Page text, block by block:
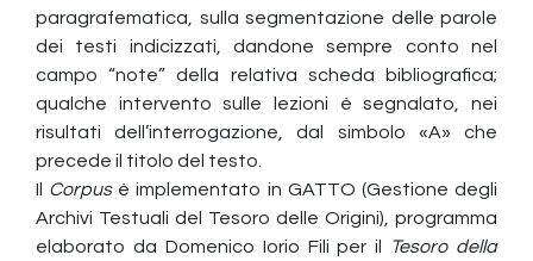
paragrafematica, sulla segmentazione delle parole
dei testi indicizzati, dandone sempre conto nel
campo “note” della relativa scheda bibliografica;
qualche intervento sulle lezioni è segnalato, nei
risultati dell’interrogazione, dal simbolo «A» che
precede il titolo del testo.
Il Corpusè implementato in GATTO (Gestione degli
Archivi Testuali del Tesoro delle Origini), programma
elaborato da Domenico Iorio Fili per il
Tesoro della